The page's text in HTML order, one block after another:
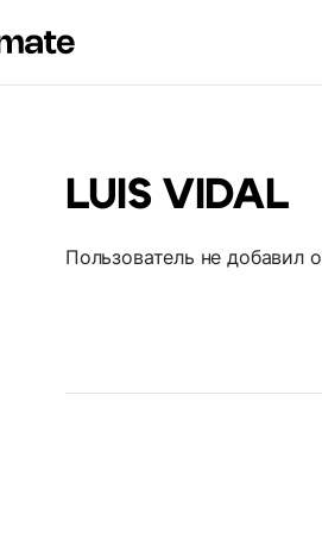
LUIS VIDAL
Пользователь не добавил